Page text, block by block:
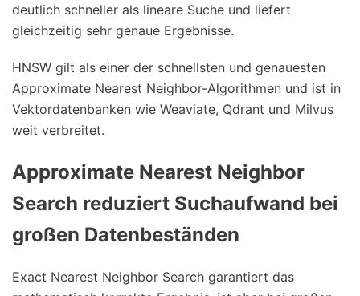
deutlich schneller als lineare Suche und liefert
gleichzeitig sehr genaue Ergebnisse.
HNSW gilt als einer der schnellsten und genauesten
Approximate Nearest Neighbor-Algorithmen und ist in
Vektordatenbanken wie Weaviate, Qdrant und Milvus
weit verbreitet.
Approximate Nearest Neighbor
Search reduziert Suchaufwand bei
großen Datenbeständen
Exact Nearest Neighbor Search garantiert das